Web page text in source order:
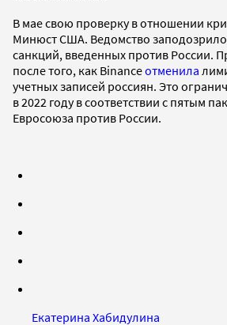
В мае свою проверку в отношении
Минюст США. Ведомство
санкций, введенных против России.
после того, как Binanceотменила
учетных записей россиян. Это
в 2022 году в соответствии с пятым
Евросоюза против России.
Екатерина Хабидулина